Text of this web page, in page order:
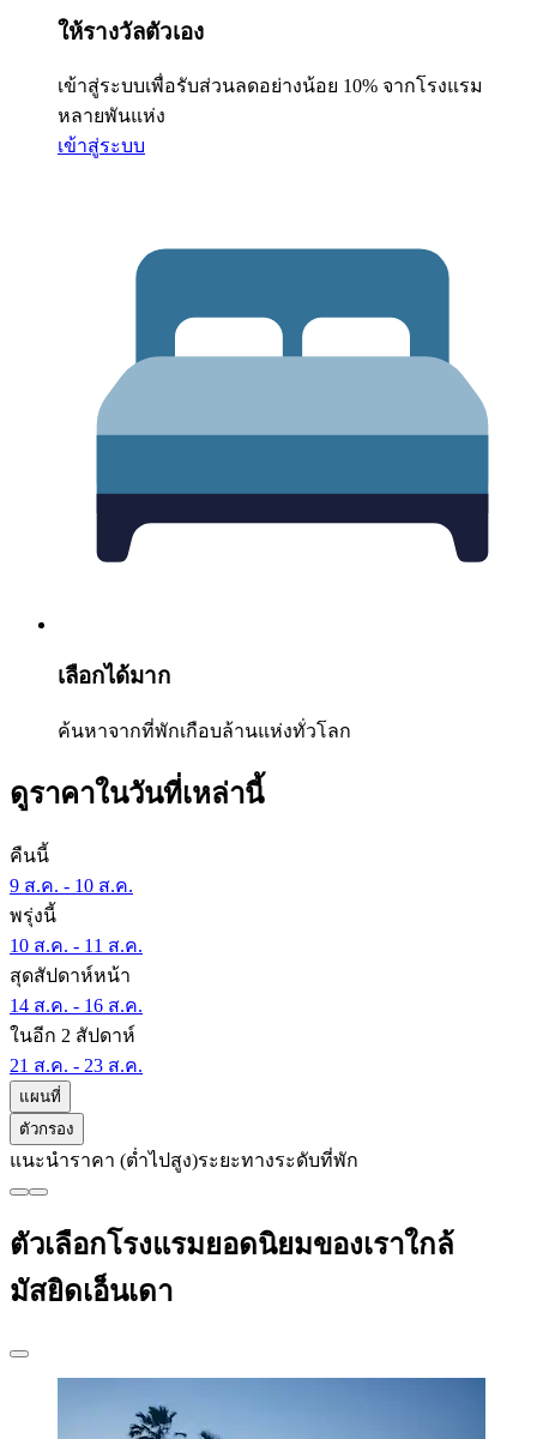
ให้รางวัลตัวเอง
เข้าสู่ระบบเพื่อรับส่วนลดอย่างน้อย 10% จากโรงแรม
หลายพันแห่ง
เข้าสู่ระบบ
เลือกได้มาก
ค้นหาจากที่พักเกือบล้านแห่งทั่วโลก
ดูราคาในวันที่เหล่านี้
คืนนี้
9 ส.ค. - 10 ส.ค.
พรุ่งนี้
10 ส.ค. - 11 ส.ค.
สุดสัปดาห์หน้า
14 ส.ค. - 16 ส.ค.
ในอีก 2 สัปดาห์
21 ส.ค. - 23 ส.ค.
แผนที่
ตัวกรอง
แนะนำราคา (ต่ำไปสูง)ระยะทางระดับที่พัก
ตัวเลือกโรงแรมยอดนิยมของเราใกล้
มัสยิดเอ็นเดา